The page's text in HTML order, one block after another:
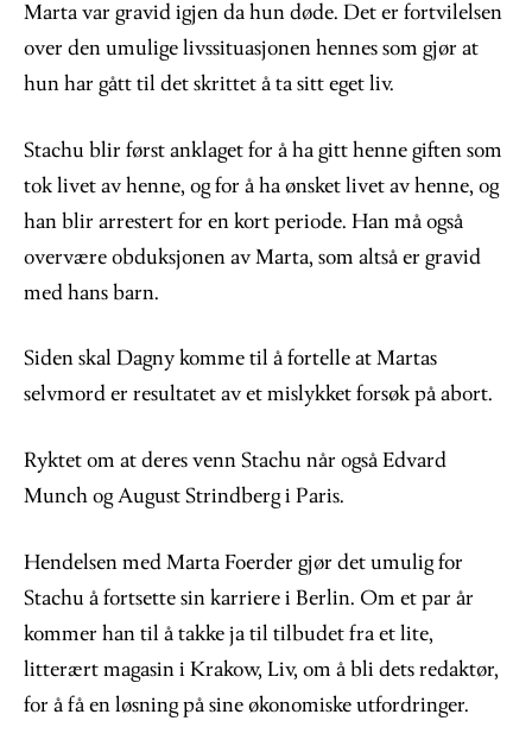
Marta var gravid igjen da hun døde. Det er fortvilelsen
over den umulige livssituasjonen hennes som gjør at
hun har gått til det skrittet å ta sitt eget liv.
Stachu blir først anklaget for å ha gitt henne giften som
tok livet av henne, og for å ha ønsket livet av henne, og
han blir arrestert for en kort periode. Han må også
overvære obduksjonen av Marta, som altså er gravid
med hans barn.
Siden skal Dagny komme til å fortelle at Martas
selvmord er resultatet av et mislykket forsøk på abort.
Ryktet om at deres venn Stachu når også Edvard
Munch og August Strindberg i Paris.
Hendelsen med Marta Foerder gjør det umulig for
Stachu å fortsette sin karriere i Berlin. Om et par år
kommer han til å takke ja til tilbudet fra et lite,
litterært magasin i Krakow, Liv, om å bli dets redaktør,
for å få en løsning på sine økonomiske utfordringer.